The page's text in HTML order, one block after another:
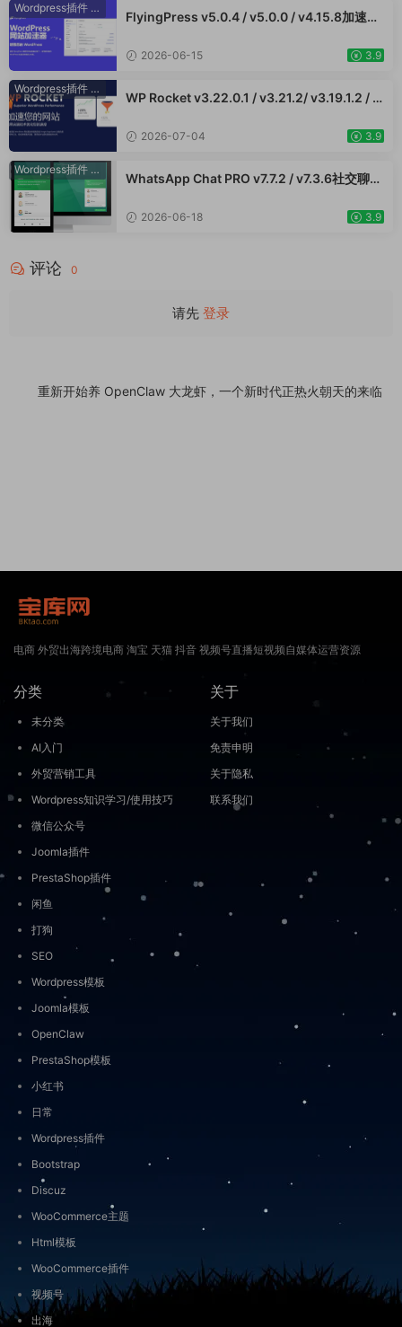
Wordpress插件 WooCommerce插件
FlyingPress v5.0.4 / v5.0.0 / v4.15.8加速W
WooCommerce跨境电商市场独立站应用
2026-06-15 3.9
Wordpress插件 WooCommerce插件
WP Rocket v3.22.0.1 / v3.21.2/ v3.19.1.2 / v
Commerce跨境电商市场独立站网页提速应用
2026-07-04 3.9
Wordpress插件 WooCommerce插件
WhatsApp Chat PRO v7.7.2 / v7.3.6社交聊天
插件直接与用户对话提升客户服务
2026-06-18 3.9
评论 0
请先 登录
重新开始养 OpenClaw 大龙虾，一个新时代正热火朝天的来临
电商 外贸出海跨境电商 淘宝 天猫 抖音 视频号直播短视频自媒体运营资源
分类
未分类
AI入门
外贸营销工具
Wordpress知识学习/使用技巧
微信公众号
Joomla插件
PrestaShop插件
闲鱼
打狗
SEO
Wordpress模板
Joomla模板
OpenClaw
PrestaShop模板
小红书
日常
Wordpress插件
Bootstrap
Discuz
WooCommerce主题
Html模板
WooCommerce插件
视频号
出海
关于
关于我们
免责申明
关于隐私
联系我们